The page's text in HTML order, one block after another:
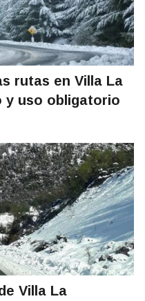
rutas en Villa La
y uso obligatorio
Villa La